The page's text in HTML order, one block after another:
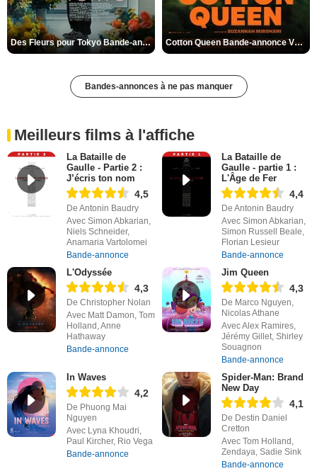
Des Fleurs pour Tokyo Bande-annonce VO STFR Cotton Queen Bande-annonce VO STFR
Bandes-annonces à ne pas manquer
Meilleurs films à l'affiche
La Bataille de
Gaulle - Partie 2 :
J’écris ton nom
4,5
De Antonin Baudry
Avec Simon Abkarian,
Niels Schneider,
Anamaria Vartolomei
Bande-annonce
La Bataille de
Gaulle - partie 1 :
L'Âge de Fer
4,4
De Antonin Baudry
Avec Simon Abkarian,
Simon Russell Beale,
Florian Lesieur
Bande-annonce
L'Odyssée
4,3
De Christopher Nolan
Avec Matt Damon, Tom
Holland, Anne
Hathaway
Bande-annonce
Jim Queen
4,3
De Marco Nguyen,
Nicolas Athane
Avec Alex Ramires,
Jérémy Gillet, Shirley
Souagnon
Bande-annonce
In Waves
4,2
De Phuong Mai
Nguyen
Avec Lyna Khoudri,
Paul Kircher, Rio Vega
Bande-annonce
Spider-Man: Brand
New Day
4,1
De Destin Daniel
Cretton
Avec Tom Holland,
Zendaya, Sadie Sink
Bande-annonce